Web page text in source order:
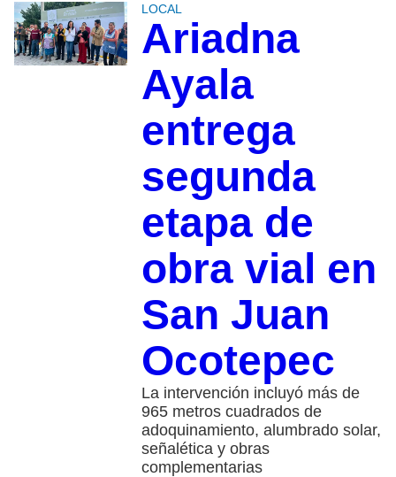
LOCAL
Ariadna
Ayala
entrega
segunda
etapa de
obra vial en
San Juan
Ocotepec
La intervención incluyó más de
965 metros cuadrados de
adoquinamiento, alumbrado solar,
señalética y obras
complementarias